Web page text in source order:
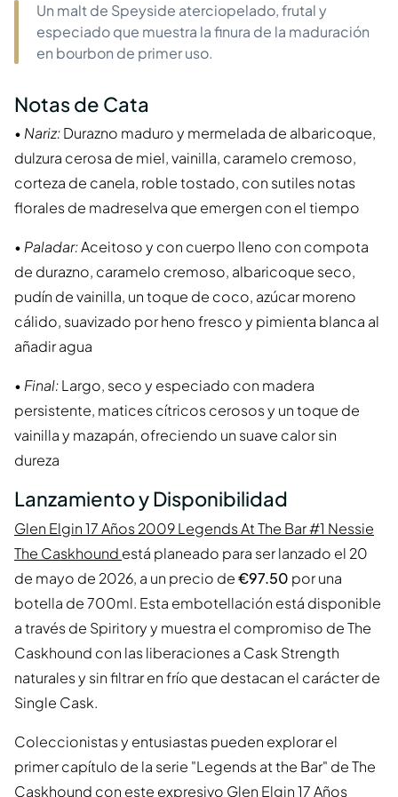
Un malt de Speyside aterciopelado, frutal y
especiado que muestra la finura de la maduración
en bourbon de primer uso.
Notas de Cata
• Nariz:Durazno maduro y mermelada de albaricoque,
dulzura cerosa de miel, vainilla, caramelo cremoso,
corteza de canela, roble tostado, con sutiles notas
florales de madreselva que emergen con el tiempo
• Paladar:Aceitoso y con cuerpo lleno con compota
de durazno, caramelo cremoso, albaricoque seco,
pudín de vainilla, un toque de coco, azúcar moreno
cálido, suavizado por heno fresco y pimienta blanca al
añadir agua
• Final:Largo, seco y especiado con madera
persistente, matices cítricos cerosos y un toque de
vainilla y mazapán, ofreciendo un suave calor sin
dureza
Lanzamiento y Disponibilidad
Glen Elgin 17 Años 2009 Legends At The Bar #1 Nessie
The Caskhound está planeado para ser lanzado el 20
de mayo de 2026, a un precio de€97.50 por una
botella de 700ml. Esta embotellación está disponible
a través de Spiritory y muestra el compromiso de The
Caskhound con las liberaciones a Cask Strength
naturales y sin filtrar en frío que destacan el carácter de
Single Cask.
Coleccionistas y entusiastas pueden explorar el
primer capítulo de la serie "Legends at the Bar" de The
Caskhound con este expresivo Glen Elgin 17 Años